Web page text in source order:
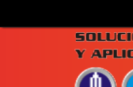
contenido